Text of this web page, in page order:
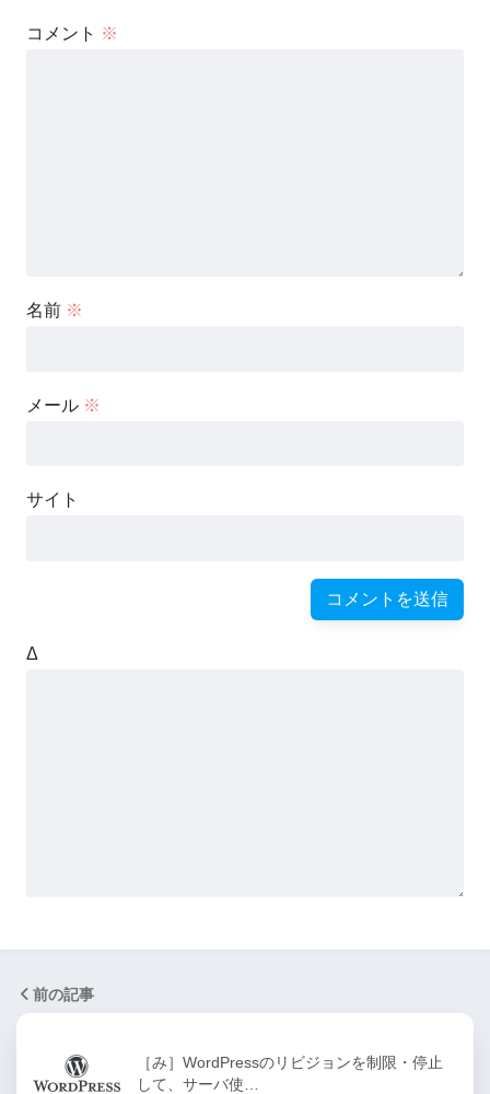
コメント ※
名前 ※
メール ※
サイト
Δ
前の記事
［み］WordPressのリビジョンを制限・停止
して、サーバ使…